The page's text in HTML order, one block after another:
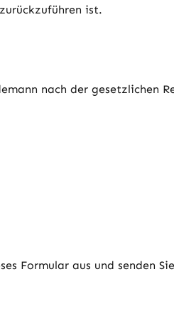
ist.
nach der gesetzlichen
Formular aus und senden